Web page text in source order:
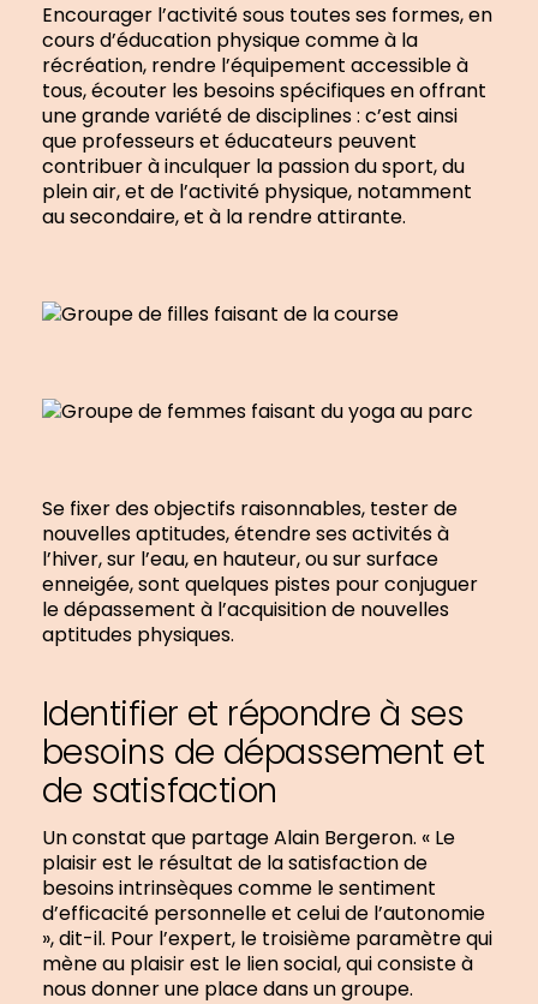
Encourager l’activité sous toutes ses formes, en
cours d’éducation physique comme à la
récréation, rendre l’équipement accessible à
tous, écouter les besoins spécifiques en offrant
une grande variété de disciplines : c’est ainsi
que professeurs et éducateurs peuvent
contribuer à inculquer la passion du sport, du
plein air, et de l’activité physique, notamment
au secondaire, et à la rendre attirante.
Se fixer des objectifs raisonnables, tester de
nouvelles aptitudes, étendre ses activités à
l’hiver, sur l’eau, en hauteur, ou sur surface
enneigée, sont quelques pistes pour conjuguer
le dépassement à l’acquisition de nouvelles
aptitudes physiques.
Identifier et répondre à ses
besoins de dépassement et
de satisfaction
Un constat que partage Alain Bergeron. « Le
plaisir est le résultat de la satisfaction de
besoins intrinsèques comme le sentiment
d’efficacité personnelle et celui de l’autonomie
», dit-il. Pour l’expert, le troisième paramètre qui
mène au plaisir est le lien social, qui consiste à
nous donner une place dans un groupe.